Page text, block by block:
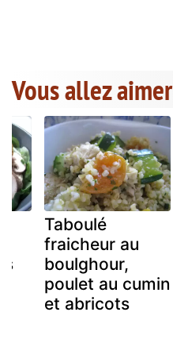
Vous allez aimer
Taboulé
fraicheur au
boulghour,
poulet au cumin
et abricots